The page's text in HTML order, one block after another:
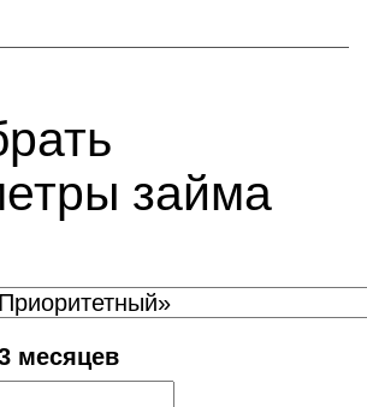
займа
месяцев